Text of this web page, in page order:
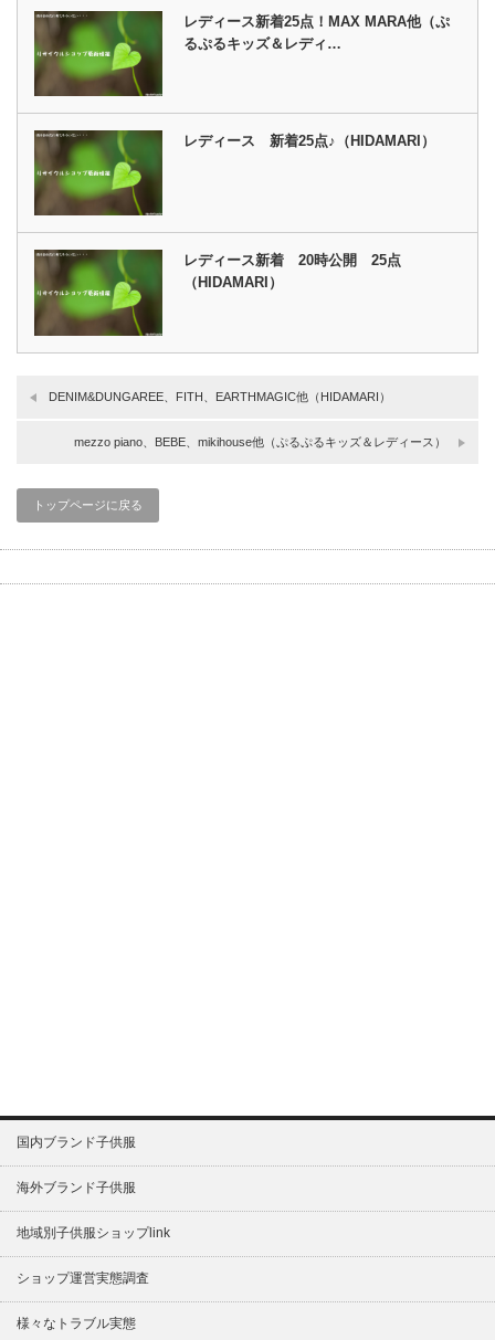
レディース新着25点！MAX MARA他（ぷ
るぷるキッズ＆レディ…
レディース 新着25点♪（HIDAMARI）
レディース新着 20時公開 25点
（HIDAMARI）
DENIM&DUNGAREE、FITH、EARTHMAGIC他（HIDAMARI）
mezzo piano、BEBE、mikihouse他（ぷるぷるキッズ＆レディース）
トップページに戻る
国内ブランド子供服
海外ブランド子供服
地域別子供服ショップlink
ショップ運営実態調査
様々なトラブル実態